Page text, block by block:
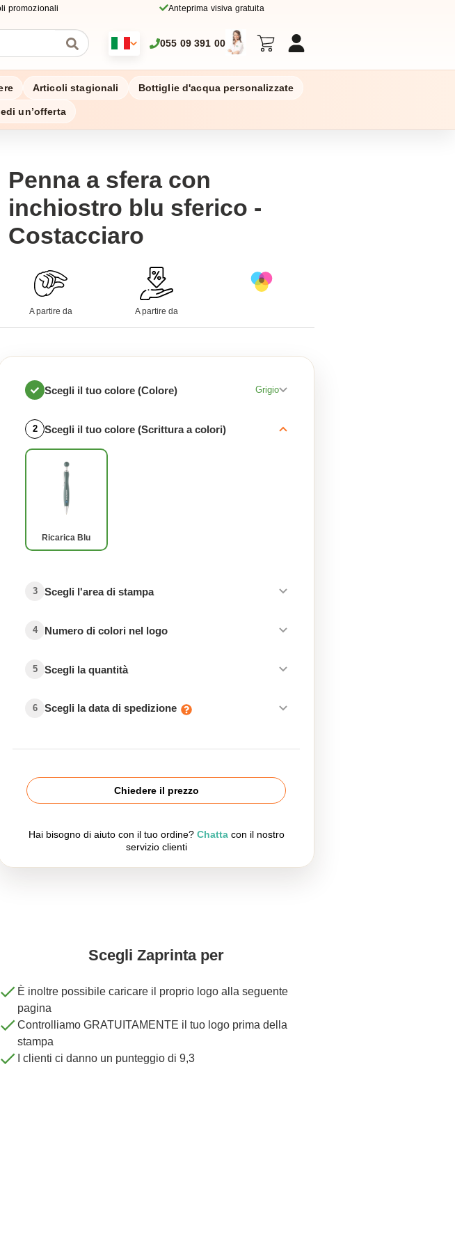
promozionali Anteprima visiva gratuita
055 09 391 00
Articoli stagionali Bottiglie d'acqua personalizzate
un’offerta
Penna a sfera con
inchiostro blu sferico -
Costacciaro
A partire da A partire da
Scegli il tuo colore (Colore) Grigio
2 Scegli il tuo colore (Scrittura a colori)
Ricarica Blu
3 Scegli l'area di stampa
4 Numero di colori nel logo
5 Scegli la quantità
6 Scegli la data di spedizione
Chiedere il prezzo
Hai bisogno di aiuto con il tuo ordine? Chattacon il nostro
servizio clienti
Scegli Zaprinta per
È inoltre possibile caricare il proprio logo alla seguente
pagina
Controlliamo GRATUITAMENTE il tuo logo prima della
stampa
I clienti ci danno un punteggio di 9,3